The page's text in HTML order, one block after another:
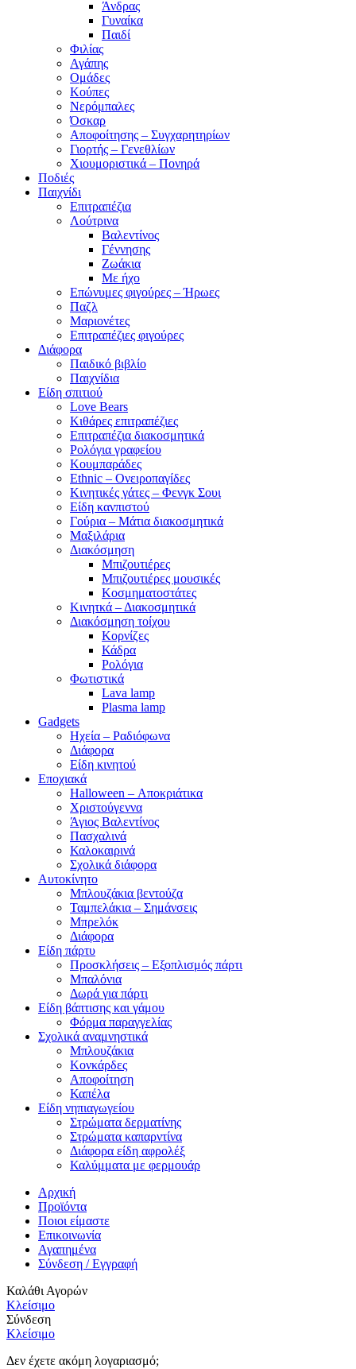
Άνδρας
Γυναίκα
Παιδί
Φιλίας
Αγάπης
Ομάδες
Κούπες
Νερόμπαλες
Όσκαρ
Αποφοίτησης – Συγχαρητηρίων
Γιορτής – Γενεθλίων
Χιουμοριστικά – Πονηρά
Ποδιές
Παιχνίδι
Επιτραπέζια
Λούτρινα
Βαλεντίνος
Γέννησης
Ζωάκια
Με ήχο
Επώνυμες φιγούρες – Ήρωες
Παζλ
Μαριονέτες
Επιτραπέζιες φιγούρες
Διάφορα
Παιδικό βιβλίο
Παιχνίδια
Είδη σπιτιού
Love Bears
Κιθάρες επιτραπέζιες
Επιτραπέζια διακοσμητικά
Ρολόγια γραφείου
Κουμπαράδες
Ethnic – Ονειροπαγίδες
Κινητικές γάτες – Φενγκ Σουι
Είδη κανπιστού
Γούρια – Μάτια διακοσμητικά
Μαξιλάρια
Διακόσμηση
Μπιζουτιέρες
Μπιζουτιέρες μουσικές
Κοσμηματοστάτες
Κινητκά – Διακοσμητικά
Διακόσμηση τοίχου
Κορνίζες
Κάδρα
Ρολόγια
Φωτιστικά
Lava lamp
Plasma lamp
Gadgets
Ηχεία – Ραδιόφωνα
Διάφορα
Είδη κινητού
Εποχιακά
Halloween – Αποκριάτικα
Χριστούγεννα
Άγιος Βαλεντίνος
Πασχαλινά
Καλοκαιρινά
Σχολικά διάφορα
Αυτοκίνητο
Μπλουζάκια βεντούζα
Ταμπελάκια – Σημάνσεις
Μπρελόκ
Διάφορα
Είδη πάρτυ
Προσκλήσεις – Εξοπλισμός πάρτι
Μπαλόνια
Δωρά για πάρτι
Είδη βάπτισης και γάμου
Φόρμα παραγγελίας
Σχολικά αναμνηστικά
Μπλουζάκια
Κονκάρδες
Αποφοίτηση
Καπέλα
Είδη νηπιαγωγείου
Στρώματα δερματίνης
Στρώματα καπαρντίνα
Διάφορα είδη αφρολέξ
Καλύμματα με φερμουάρ
Αρχική
Προϊόντα
Ποιοι είμαστε
Επικοινωνία
Αγαπημένα
Σύνδεση / Εγγραφή
Καλάθι Αγορών
Κλείσιμο
Σύνδεση
Κλείσιμο
Δεν έχετε ακόμη λογαριασμό;